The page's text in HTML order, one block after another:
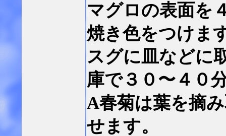
マグロの表面を
焼き色をつけま
スグに皿などに
庫で３０〜４０
A春菊は葉を摘
せます。